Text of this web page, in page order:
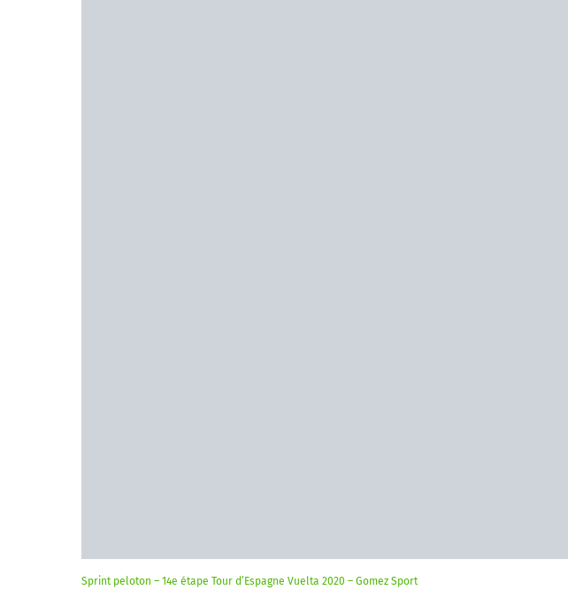
Sprint peloton – 14e étape Tour d’Espagne Vuelta 2020 – Gomez Sport